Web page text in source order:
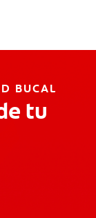
BUCAL
tu